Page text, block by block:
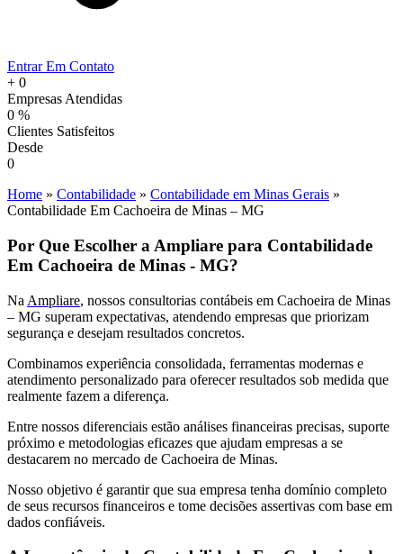
Entrar Em Contato
+ 0
Empresas Atendidas
0 %
Clientes Satisfeitos
Desde
0
Home » Contabilidade » Contabilidade em Minas Gerais »
Contabilidade Em Cachoeira de Minas – MG
Por Que Escolher a Ampliare para Contabilidade
Em Cachoeira de Minas - MG?
Na Ampliare, nossos consultorias contábeis em Cachoeira de Minas
– MG superam expectativas, atendendo empresas que priorizam
segurança e desejam resultados concretos.
Combinamos experiência consolidada, ferramentas modernas e
atendimento personalizado para oferecer resultados sob medida que
realmente fazem a diferença.
Entre nossos diferenciais estão análises financeiras precisas, suporte
próximo e metodologias eficazes que ajudam empresas a se
destacarem no mercado de Cachoeira de Minas.
Nosso objetivo é garantir que sua empresa tenha domínio completo
de seus recursos financeiros e tome decisões assertivas com base em
dados confiáveis.